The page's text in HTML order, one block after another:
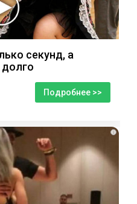
секунд, а
Подробнее >>
i